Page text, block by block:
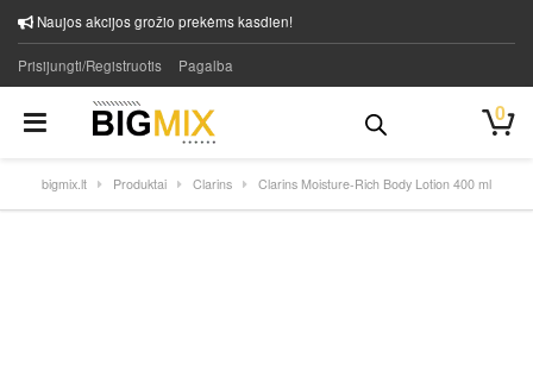
Naujos akcijos grožio prekėms kasdien!
Prisijungti/Registruotis Pagalba
0
bigmix.lt Produktai Clarins Clarins Moisture-Rich Body Lotion 400 ml